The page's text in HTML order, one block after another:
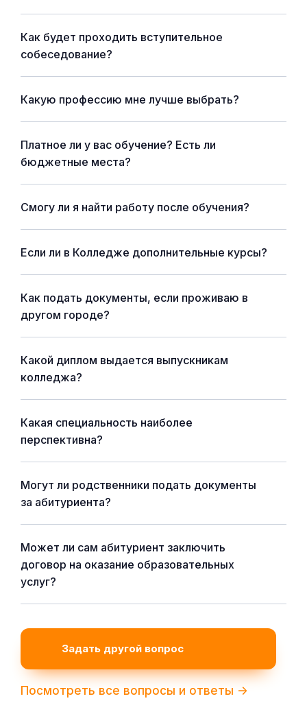
Как будет проходить вступительное
собеседование?
Какую профессию мне лучше выбрать?
Платное ли у вас обучение? Есть ли
бюджетные места?
Смогу ли я найти работу после обучения?
Если ли в Колледже дополнительные курсы?
Как подать документы, если проживаю в
другом городе?
Какой диплом выдается выпускникам
колледжа?
Какая специальность наиболее
перспективна?
Могут ли родственники подать документы
за абитуриента?
Может ли сам абитуриент заключить
договор на оказание образовательных
услуг?
Задать другой вопрос
Посмотреть все вопросы и ответы ->